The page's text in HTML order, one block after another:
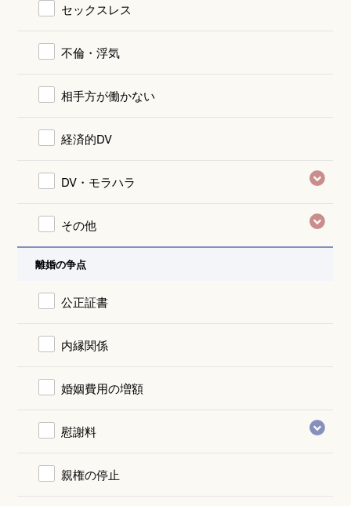
セックスレス
不倫・浮気
相手方が働かない
経済的DV
DV・モラハラ
その他
離婚の争点
公正証書
内縁関係
婚姻費用の増額
慰謝料
親権の停止